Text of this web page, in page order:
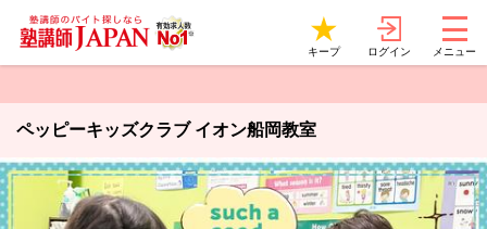
キープ ログイン メニュー
ペッピーキッズクラブ イオン船岡教室